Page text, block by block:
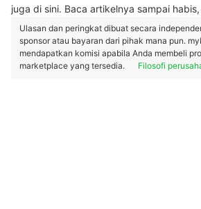
juga di sini. Baca artikelnya sampai
Ulasan dan peringkat dibuat secara
sponsor atau bayaran dari pihak mana pun.
mendapatkan komisi apabila Anda membeli
marketplace yang tersedia.
Filosofi